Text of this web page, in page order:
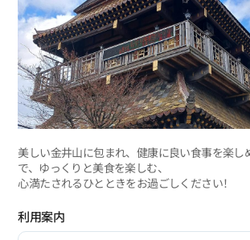
美しい金井山に包まれ、健康に良い食事を楽し
で、ゆっくりと美食を楽しむ、
心満たされるひとときをお過ごしください！
利用案内